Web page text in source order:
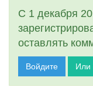
С 1 декабря
оставлять
Войдите Или